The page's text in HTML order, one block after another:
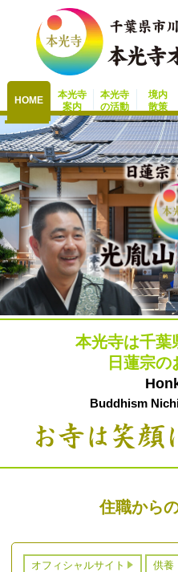
HOME
本光寺
案内
本光寺
の活動
境内
散策
本光寺は千葉
日蓮宗の
Buddhism
住職から
オフィシャルサイト
供養